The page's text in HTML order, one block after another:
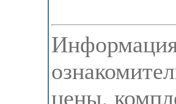
Информация
цены,